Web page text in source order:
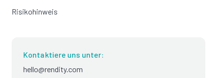
Risikohinweis
Kontaktiere uns unter:
hello@rendity.com